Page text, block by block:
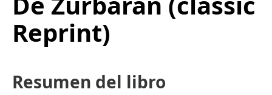
Reprint)
Resumen del libro